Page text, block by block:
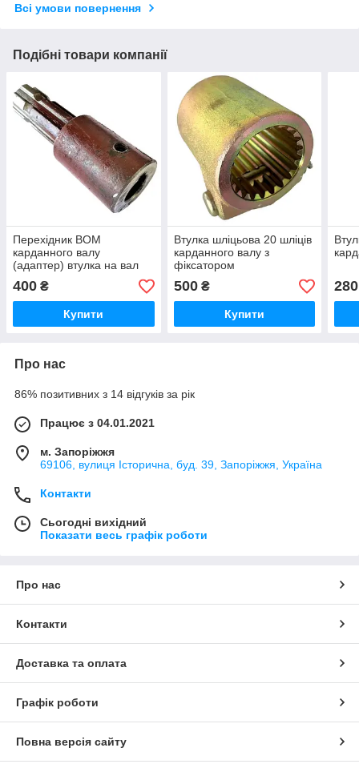
Всі умови повернення
Подібні товари компанії
Перехідник ВОМ
карданного валу
(адаптер) втулка на вал
25 мм під шпонку, вал 6
шліців
400 ₴
Купити
Втулка шліцьова 20 шліців
карданного валу з
фіксатором
500₴
Купити
280
Про нас
86% позитивних з 14 відгуків за рік
Працює з 04.01.2021
м. Запоріжжя
69106, вулиця Історична, буд. 39, Запоріжжя, Україна
Контакти
Сьогодні вихідний
Показати весь графік роботи
Про нас
Контакти
Доставка та оплата
Графік роботи
Повна версія сайту